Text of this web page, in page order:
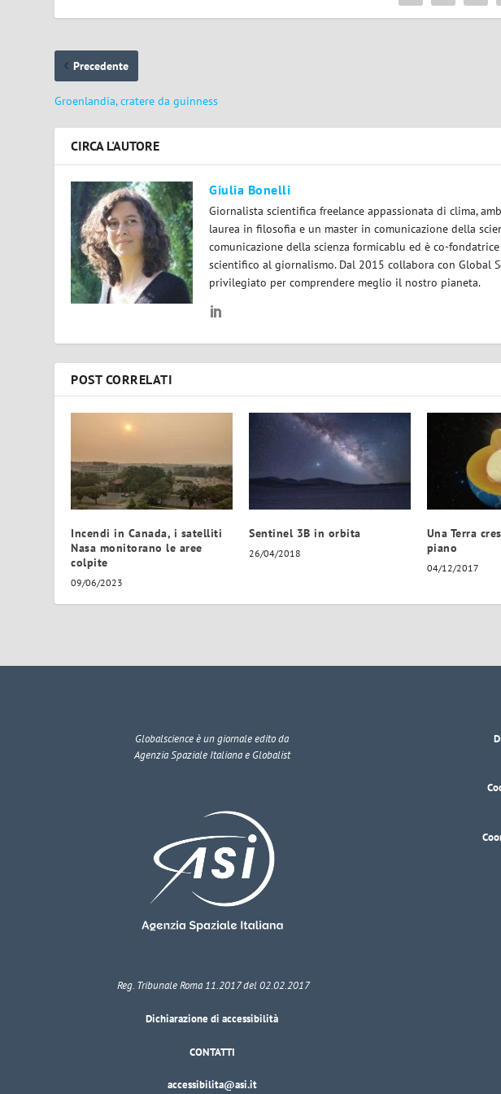
Precedente
Groenlandia, cratere da guinness
CIRCA L'AUTORE
Giulia Bonelli
Giornalista scientifica freelance appassionata di clima,
laurea in filosofia e un master in comunicazione della
comunicazione della scienza formicablu ed è co-
scientifico al giornalismo. Dal 2015 collabora con Global
privilegiato per comprendere meglio il nostro pianeta.
POST CORRELATI
Incendi in Canada, i satelliti
Nasa monitorano le aree
colpite
09/06/2023
Sentinel 3B in orbita
26/04/2018
Una Terra
piano
04/12/2017
Globalscienceè un giornale edito da
Agenzia Spaziale Italiana e Globalist
Reg. Tribunale Roma 11.2017 del 02.02.2017
Dichiarazione di accessibilità
CONTATTI
accessibilita@asi.it